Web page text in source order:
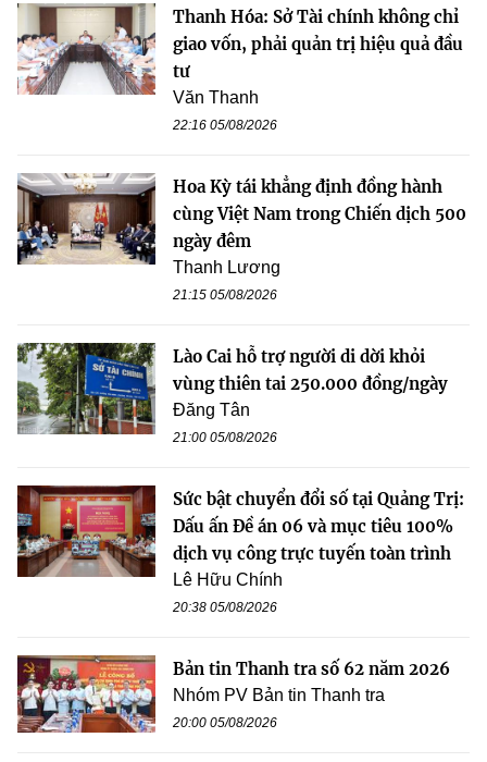
Thanh Hóa: Sở Tài chính không chỉ
giao vốn, phải quản trị hiệu quả đầu
tư
Văn Thanh
22:16 05/08/2026
Hoa Kỳ tái khẳng định đồng hành
cùng Việt Nam trong Chiến dịch 500
ngày đêm
Thanh Lương
21:15 05/08/2026
Lào Cai hỗ trợ người di dời khỏi
vùng thiên tai 250.000 đồng/ngày
Đăng Tân
21:00 05/08/2026
Sức bật chuyển đổi số tại Quảng Trị:
Dấu ấn Đề án 06 và mục tiêu 100%
dịch vụ công trực tuyến toàn trình
Lê Hữu Chính
20:38 05/08/2026
Bản tin Thanh tra số 62 năm 2026
Nhóm PV Bản tin Thanh tra
20:00 05/08/2026